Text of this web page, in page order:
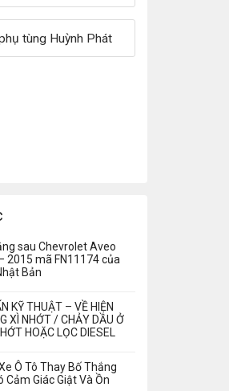
sau Chevrolet Aveo
2015 mã FN11174 của
Bản
KỸ THUẬT – VỀ HIỆN
XÌ NHỚT / CHẢY DẦU Ở
HOẶC LỌC DIESEL
Ô Tô Thay Bố Thắng
Cảm Giác Giật Và Ồn